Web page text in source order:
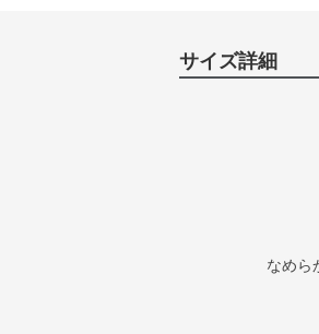
サイズ詳細
なめら